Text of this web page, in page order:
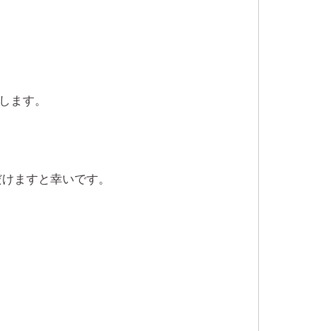
ます。
ますと幸いです。